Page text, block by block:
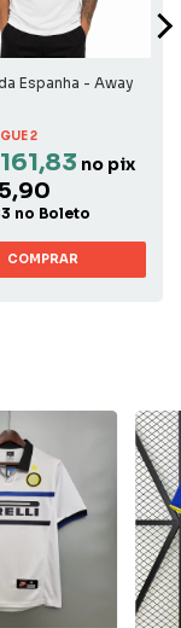
Espanha - Away
2
no pix
no Boleto
COMPRAR